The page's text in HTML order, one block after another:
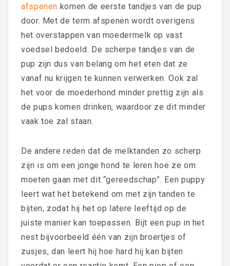
afspenen komen de eerste tandjes van de pup
door. Met de term afspenen wordt overigens
het overstappen van moedermelk op vast
voedsel bedoeld. De scherpe tandjes van de
pup zijn dus van belang om het eten dat ze
vanaf nu krijgen te kunnen verwerken. Ook zal
het voor de moederhond minder prettig zijn als
de pups komen drinken, waardoor ze dit minder
vaak toe zal staan.
De andere reden dat de melktanden zo scherp
zijn is om een jonge hond te leren hoe ze om
moeten gaan met dit “gereedschap”. Een puppy
leert wat het betekend om met zijn tanden te
bijten, zodat hij het op latere leeftijd op de
juiste manier kan toepassen. Bijt een pup in het
nest bijvoorbeeld één van zijn broertjes of
zusjes, dan leert hij hoe hard hij kan bijten